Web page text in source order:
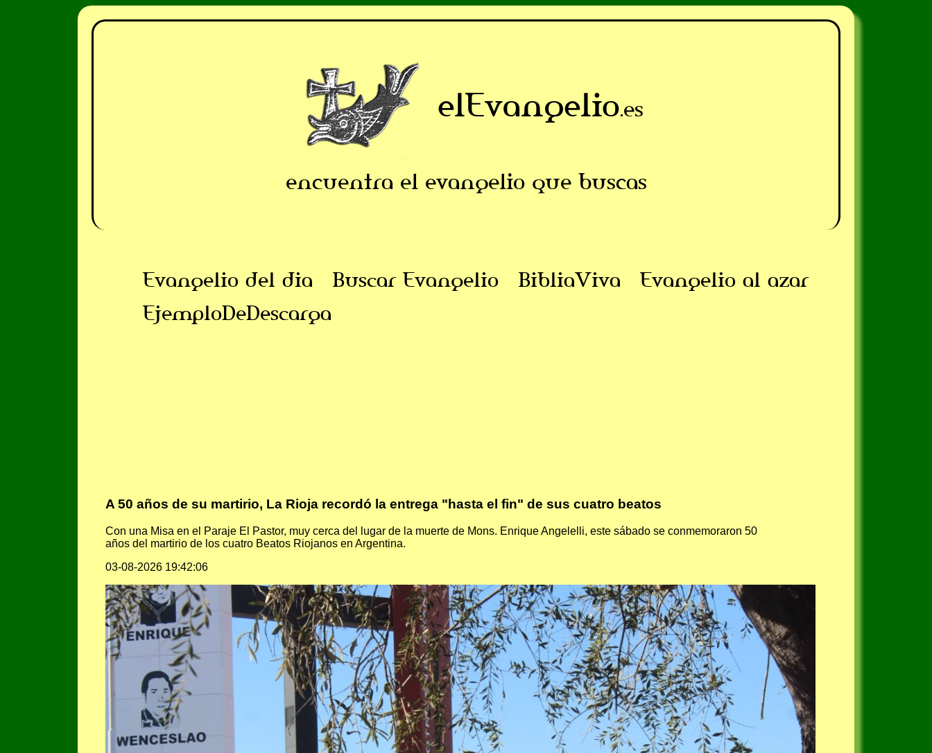
elEvangelio.es
encuentra el evangelio que buscas
Evangelio del dia Buscar Evangelio BibliaViva
Evangelio al azar
EjemploDeDescarga
A 50 años de su martirio, La Rioja recordó la entrega "hasta el fin" de sus cuatro beatos
Con una Misa en el Paraje El Pastor, muy cerca del lugar de la muerte de Mons. Enrique Angelelli, este sábado se conmemoraron 50
años del martirio de los cuatro Beatos Riojanos en Argentina.
03-08-2026 19:42:06